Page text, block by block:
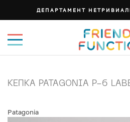
ДЕПАРТАМЕНТ
КЕПКА PATAGONIA P-6
Patagonia